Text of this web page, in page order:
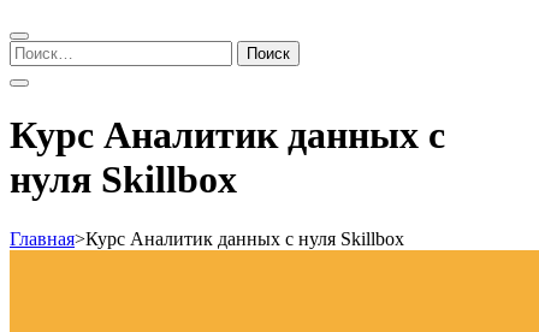
Найти:
Курс Аналитик данных с
нуля Skillbox
Главная>Курс Аналитик данных с нуля Skillbox